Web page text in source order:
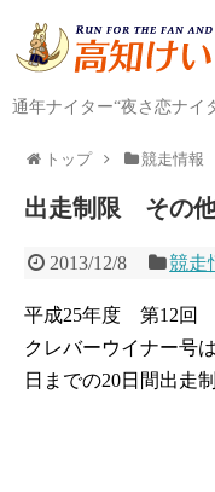
通年ナイター“夜さ恋ナイ
トップ 競走情報
出走制限 その
2013/12/8 競走
平成25年度 第12
クレバーウイナー号
日までの20日間出走制